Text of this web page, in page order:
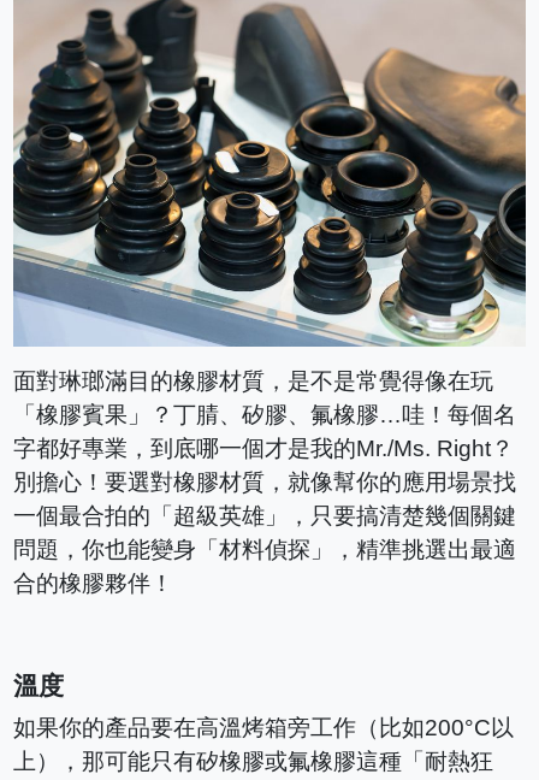
面對琳瑯滿目的橡膠材質，是不是常覺得像在玩
「橡膠賓果」？丁腈、矽膠、氟橡膠…哇！每個名
字都好專業，到底哪一個才是我的Mr./Ms. Right？
別擔心！要選對橡膠材質，就像幫你的應用場景找
一個最合拍的「超級英雄」，只要搞清楚幾個關鍵
問題，你也能變身「材料偵探」，精準挑選出最適
合的橡膠夥伴！
溫度
如果你的產品要在高溫烤箱旁工作（比如200°C以
上），那可能只有矽橡膠或氟橡膠這種「耐熱狂